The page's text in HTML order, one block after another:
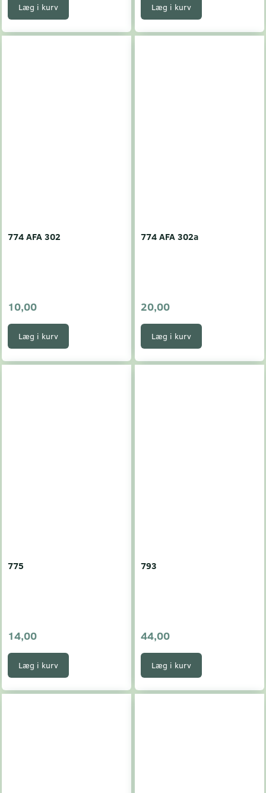
Læg i kurv Læg i kurv
774 AFA 302
10,00
Læg i kurv
774 AFA 302a
20,00
Læg i kurv
775
14,00
Læg i kurv
793
44,00
Læg i kurv